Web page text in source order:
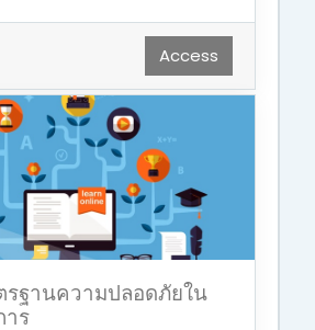
Access
รฐานความปลอดภัยใน
าร